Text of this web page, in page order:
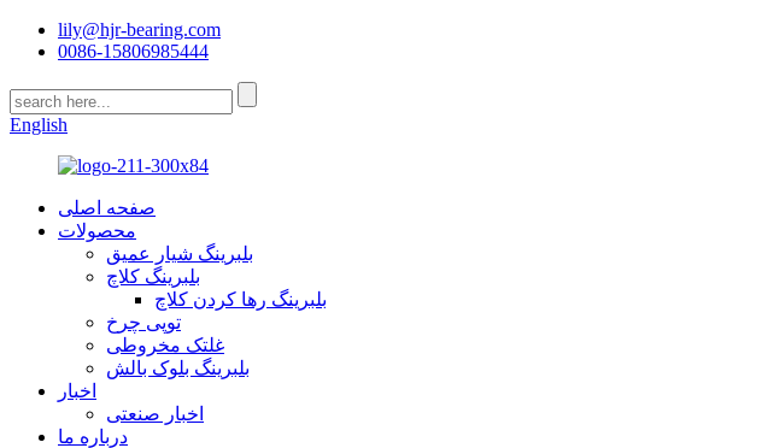
lily@hjr-bearing.com
0086-15806985444
English
صفحه اصلی
محصولات
بلبرینگ شیار عمیق
بلبرینگ کلاچ
بلبرینگ رها کردن کلاچ
توپی چرخ
غلتک مخروطی
بلبرینگ بلوک بالش
اخبار
اخبار صنعتی
درباره ما